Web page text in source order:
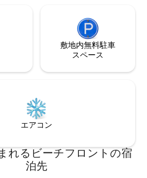
敷地内無料駐⁠車
ス⁠ペ⁠ー⁠ス
エアコン
れるビーチフロントの宿
泊先